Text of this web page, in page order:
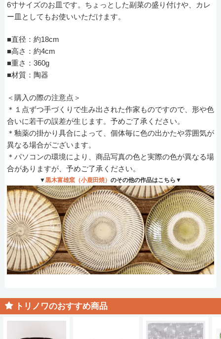
6寸サイズのお皿です。ちょっとした副菜の盛り付けや、カレ
ー皿としてもお使いいただけます。
■直径：約18cm
■高さ：約4cm
■重さ：360g
■材質：陶器
＜購入の際の注意点＞
＊１点ずつ手づくりで生み出された作家ものですので、形や色
合いに若干の誤差が生じます。予めご了承ください。
＊釉薬の掛かり具合によって、個体毎に色の出かたや雰囲気が
異なる場合がございます。
＊パソコンの環境により、商品写真の色と実際の色が異なる場
合がありますが、予めご了承ください。
▼黒木富雄窯（小鹿田焼） のその他の作品はこちら▼
トリノワのおすすめ商品